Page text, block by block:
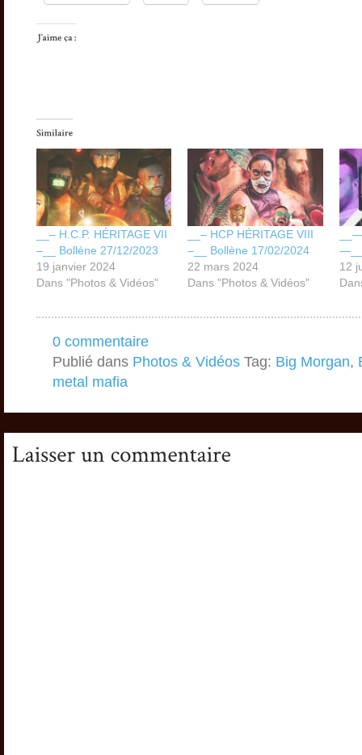
__– H.C.P. HÉRITAGE VII
–__ Bollène 27/12/2023
19 janvier 2024
Dans "Photos & Vidéos"
__– HCP HÉRITAGE VIII
–__ Bollène 17/02/2024
22 mars 2024
Dans "Photos & Vidéos"
12
0 commentaire
Publié dans Photos & Vidéos Tag: Big Morgan,
metal mafia